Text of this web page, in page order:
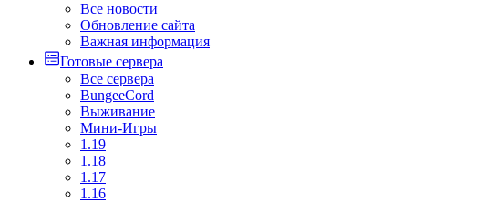
Все новости
Обновление сайта
Важная информация
Готовые сервера
Все сервера
BungeeCord
Выживание
Мини-Игры
1.19
1.18
1.17
1.16